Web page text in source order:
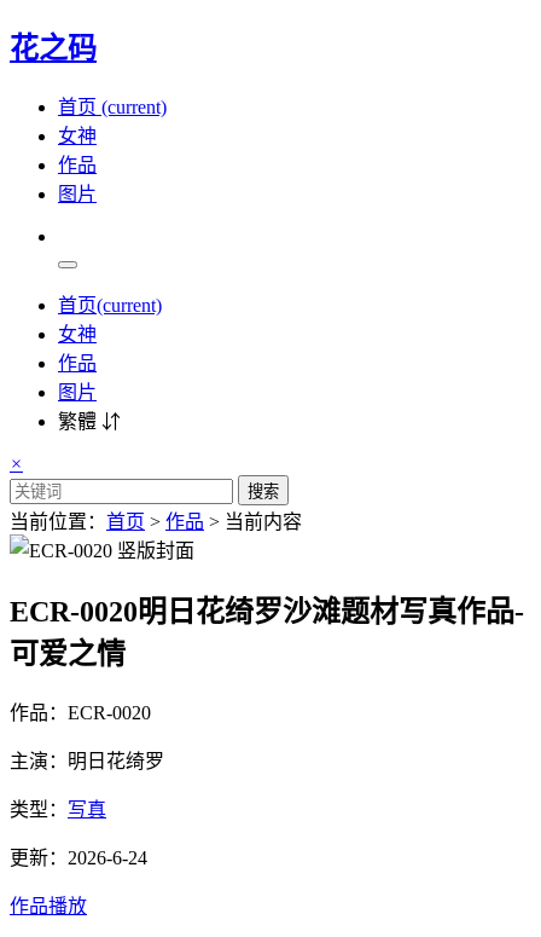
花之码
首页 (current)
女神
作品
图片
首页(current)
女神
作品
图片
繁體 ⇵
×
搜索
当前位置： 首页 > 作品 > 当前内容
ECR-0020明日花绮罗沙滩题材写真作品-
可爱之情
作品：ECR-0020
主演：明日花绮罗
类型： 写真
更新：2026-6-24
作品播放